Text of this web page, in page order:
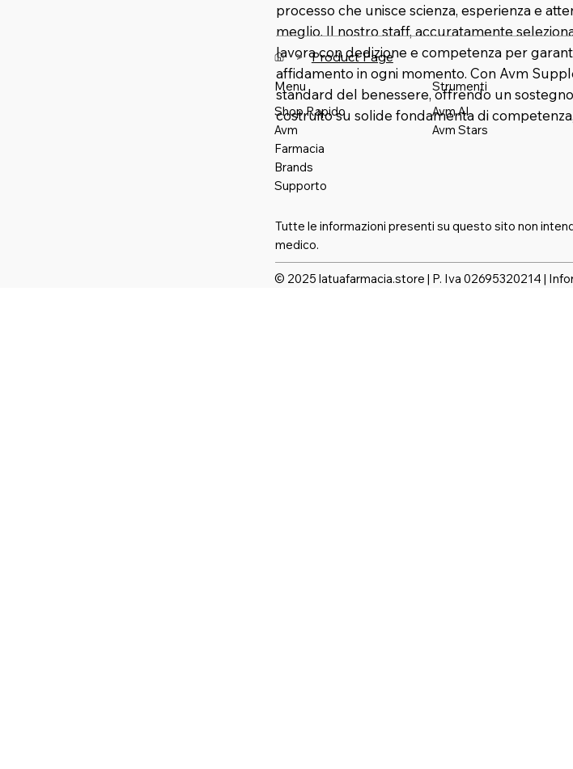
processo che unisce scienza, esperienza e
meglio. Il nostro staff, accuratamente
lavora con dedizione e competenza per
affidamento in ogni momento. Con Avm
standard del benessere, offrendo un
costruito su solide fondamenta di
> Product Page
Menu
Shop Rapido
Avm
Farmacia
Brands
Supporto
Strumenti
Avm AI
Avm Stars
Tutte le informazioni presenti su questo sito non
medico.
© 2025 latuafarmacia.store | P. Iva 02695320214 |